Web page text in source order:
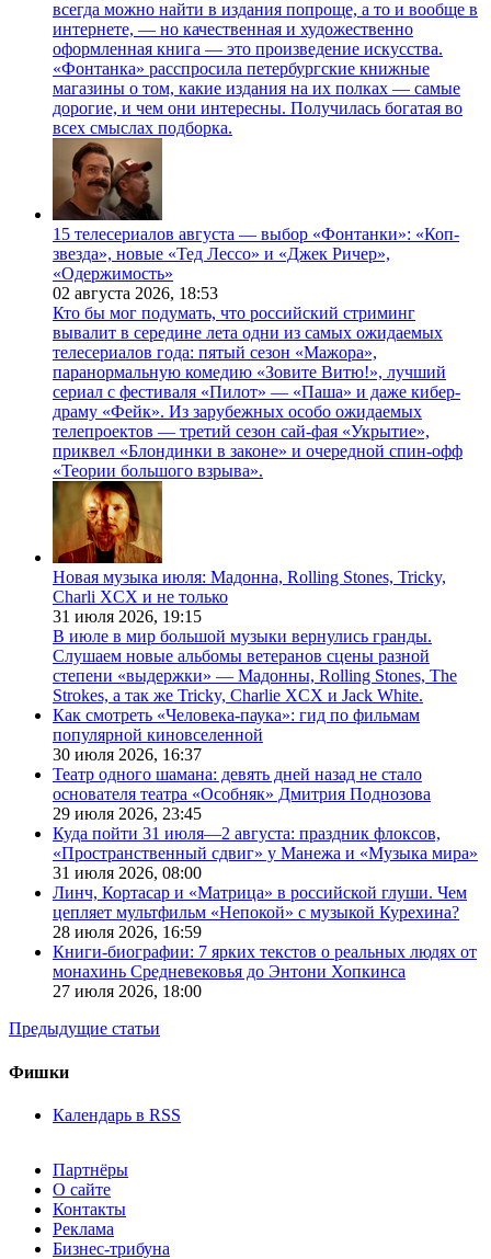
всегда можно найти в издания попроще, а то и вообще в
интернете, — но качественная и художественно
оформленная книга — это произведение искусства.
«Фонтанка» расспросила петербургские книжные
магазины о том, какие издания на их полках — самые
дорогие, и чем они интересны. Получилась богатая во
всех смыслах подборка.
15 телесериалов августа — выбор «Фонтанки»: «Коп-
звезда», новые «Тед Лессо» и «Джек Ричер»,
«Одержимость»
02 августа 2026, 18:53
Кто бы мог подумать, что российский стриминг
вывалит в середине лета одни из самых ожидаемых
телесериалов года: пятый сезон «Мажора»,
паранормальную комедию «Зовите Витю!», лучший
сериал с фестиваля «Пилот» — «Паша» и даже кибер-
драму «Фейк». Из зарубежных особо ожидаемых
телепроектов — третий сезон сай-фая «Укрытие»,
приквел «Блондинки в законе» и очередной спин-офф
«Теории большого взрыва».
Новая музыка июля: Мадонна, Rolling Stones, Tricky,
Charli XCX и не только
31 июля 2026, 19:15
В июле в мир большой музыки вернулись гранды.
Слушаем новые альбомы ветеранов сцены разной
степени «выдержки» — Мадонны, Rolling Stones, The
Strokes, а так же Tricky, Charlie XCX и Jack White.
Как смотреть «Человека-паука»: гид по фильмам
популярной киновселенной
30 июля 2026, 16:37
Театр одного шамана: девять дней назад не стало
основателя театра «Особняк» Дмитрия Поднозова
29 июля 2026, 23:45
Куда пойти 31 июля—2 августа: праздник флоксов,
«Пространственный сдвиг» у Манежа и «Музыка мира»
31 июля 2026, 08:00
Линч, Кортасар и «Матрица» в российской глуши. Чем
цепляет мультфильм «Непокой» с музыкой Курехина?
28 июля 2026, 16:59
Книги-биографии: 7 ярких текстов о реальных людях от
монахинь Средневековья до Энтони Хопкинса
27 июля 2026, 18:00
Предыдущие статьи
Фишки
Календарь в RSS
Партнёры
О сайте
Контакты
Реклама
Бизнес-трибуна